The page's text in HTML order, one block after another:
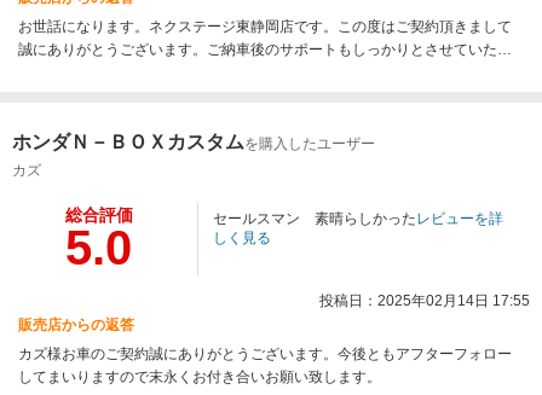
お世話になります。ネクステージ東静岡店です。この度はご契約頂きまして
誠にありがとうございます。ご納車後のサポートもしっかりとさせていただ
ホンダＮ－ＢＯＸカスタムを購入したユーザー
カズ
総合評価
5.0
セールスマン 素晴らしかったレビューを詳
しく見る
投稿日：2025年02月14日 17:55
販売店からの返答
カズ様お車のご契約誠にありがとうございます。今後ともアフターフォロー
してまいりますので末永くお付き合いお願い致します。